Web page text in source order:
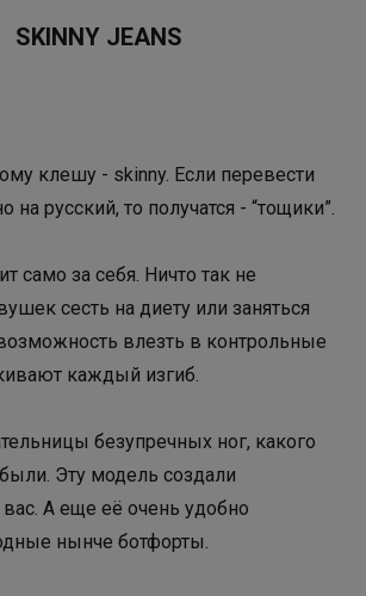
SKINNY JEANS
клешу - skinny. Если перевести
на русский, то получатся - “тощики”.
само за себя. Ничто так не
сесть на диету или заняться
влезть в контрольные
каждый изгиб.
безупречных ног, какого
Эту модель создали
А еще её очень удобно
нынче ботфорты.